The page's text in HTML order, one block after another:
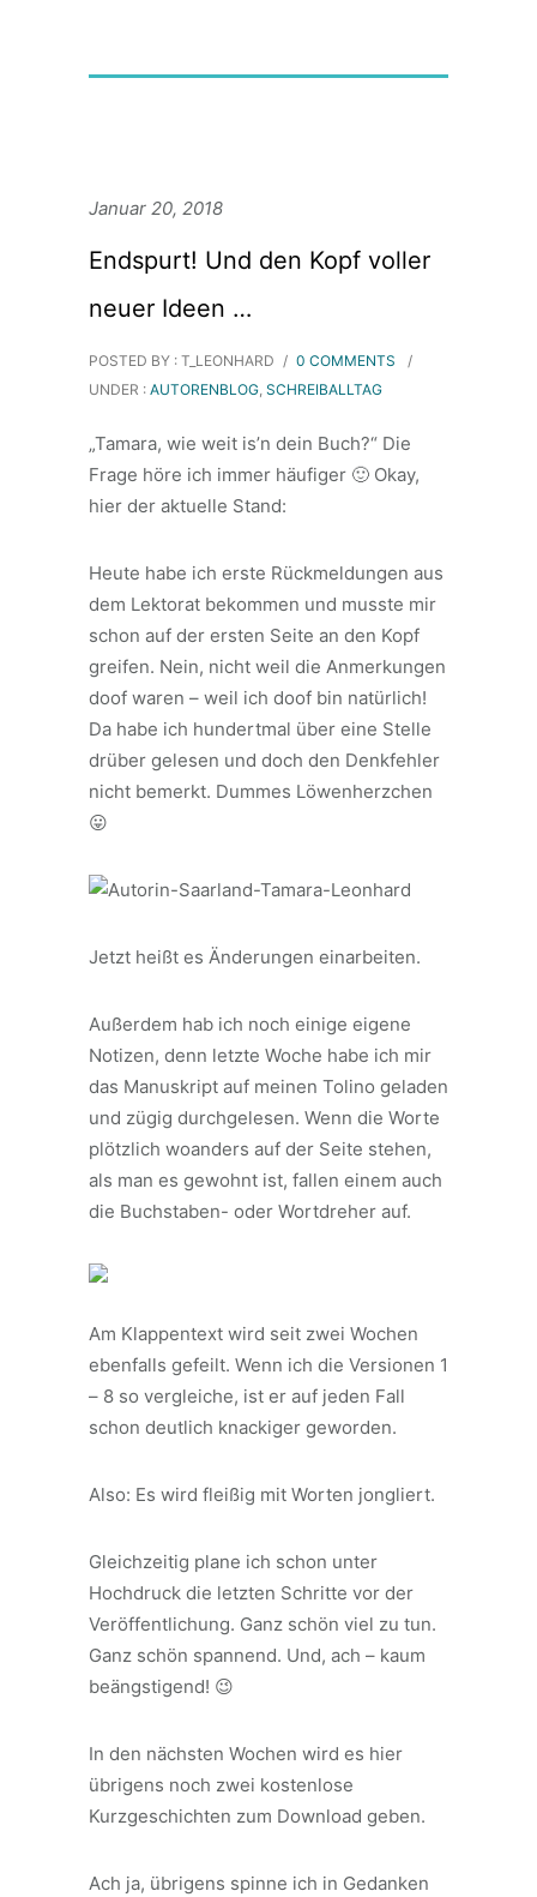
Januar 20, 2018
Endspurt! Und den Kopf voller
neuer Ideen …
POSTED BY : T_LEONHARD / 0 COMMENTS
/
UNDER : AUTORENBLOG, SCHREIBALLTAG
„Tamara, wie weit is’n dein Buch?“ Die
Frage höre ich immer häufiger 🙂 Okay,
hier der aktuelle Stand:
Heute habe ich erste Rückmeldungen aus
dem Lektorat bekommen und musste mir
schon auf der ersten Seite an den Kopf
greifen. Nein, nicht weil die Anmerkungen
doof waren – weil ich doof bin natürlich!
Da habe ich hundertmal über eine Stelle
drüber gelesen und doch den Denkfehler
nicht bemerkt. Dummes Löwenherzchen
😛
Jetzt heißt es Änderungen einarbeiten.
Außerdem hab ich noch einige eigene
Notizen, denn letzte Woche habe ich mir
das Manuskript auf meinen Tolino geladen
und zügig durchgelesen. Wenn die Worte
plötzlich woanders auf der Seite stehen,
als man es gewohnt ist, fallen einem auch
die Buchstaben- oder Wortdreher auf.
Am Klappentext wird seit zwei Wochen
ebenfalls gefeilt. Wenn ich die Versionen 1
– 8 so vergleiche, ist er auf jeden Fall
schon deutlich knackiger geworden.
Also: Es wird fleißig mit Worten jongliert.
Gleichzeitig plane ich schon unter
Hochdruck die letzten Schritte vor der
Veröffentlichung. Ganz schön viel zu tun.
Ganz schön spannend. Und, ach – kaum
beängstigend! 😉
In den nächsten Wochen wird es hier
übrigens noch zwei kostenlose
Kurzgeschichten zum Download geben.
Ach ja, übrigens spinne ich in Gedanken